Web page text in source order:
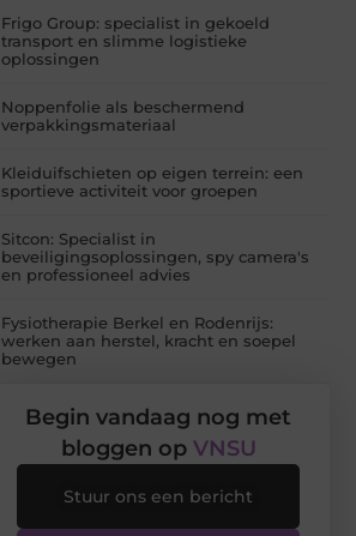
Frigo Group: specialist in gekoeld
transport en slimme logistieke
oplossingen
Noppenfolie als beschermend
verpakkingsmateriaal
Kleiduifschieten op eigen terrein: een
sportieve activiteit voor groepen
Sitcon: Specialist in
beveiligingsoplossingen, spy camera's
en professioneel advies
Fysiotherapie Berkel en Rodenrijs:
werken aan herstel, kracht en soepel
bewegen
Begin vandaag nog met
bloggen op VNSU
Stuur ons een bericht